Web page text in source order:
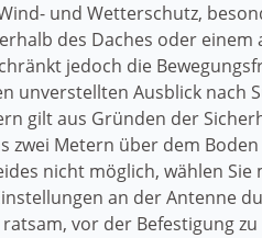
und Wetterschutz,
des Daches oder einem
jedoch die
unverstellten Ausblick nach
gilt aus Gründen der
zwei Metern über dem
nicht möglich, wählen
an der Antenne
vor der Befestigung